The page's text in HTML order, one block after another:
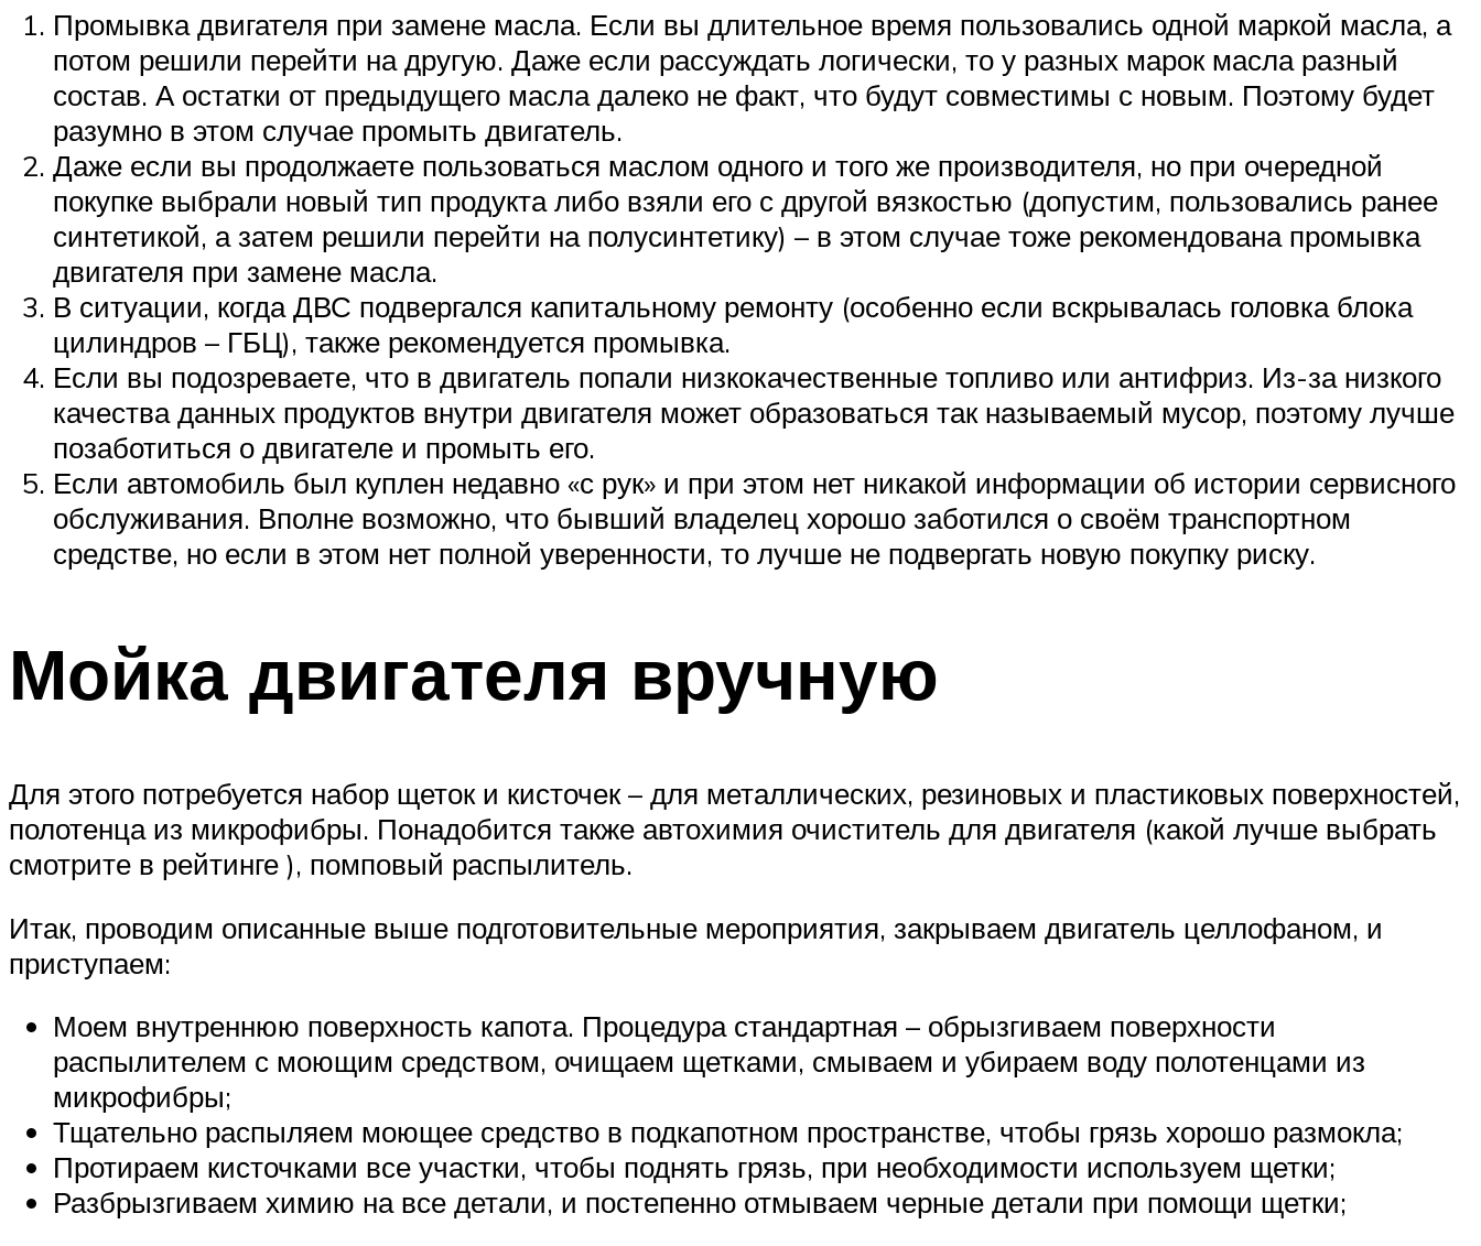
Меню
Промывка двигателя при замене масла. Если вы длительное время пользовались одной маркой масла, а
потом решили перейти на другую. Даже если рассуждать логически, то у разных марок масла разный
состав. А остатки от предыдущего масла далеко не факт, что будут совместимы с новым. Поэтому будет
разумно в этом случае промыть двигатель.
Даже если вы продолжаете пользоваться маслом одного и того же производителя, но при очередной
покупке выбрали новый тип продукта либо взяли его с другой вязкостью (допустим, пользовались ранее
синтетикой, а затем решили перейти на полусинтетику) – в этом случае тоже рекомендована промывка
двигателя при замене масла.
В ситуации, когда ДВС подвергался капитальному ремонту (особенно если вскрывалась головка блока
цилиндров – ГБЦ), также рекомендуется промывка.
Если вы подозреваете, что в двигатель попали низкокачественные топливо или антифриз. Из-за низкого
качества данных продуктов внутри двигателя может образоваться так называемый мусор, поэтому лучше
позаботиться о двигателе и промыть его.
Если автомобиль был куплен недавно «с рук» и при этом нет никакой информации об истории сервисного
обслуживания. Вполне возможно, что бывший владелец хорошо заботился о своём транспортном
средстве, но если в этом нет полной уверенности, то лучше не подвергать новую покупку риску.
Мойка двигателя вручную
Для этого потребуется набор щеток и кисточек – для металлических, резиновых и пластиковых поверхностей,
полотенца из микрофибры. Понадобится также автохимия очиститель для двигателя (какой лучше выбрать
смотрите в рейтинге ), помповый распылитель.
Итак, проводим описанные выше подготовительные мероприятия, закрываем двигатель целлофаном, и
приступаем:
Моем внутреннюю поверхность капота. Процедура стандартная – обрызгиваем поверхности
распылителем с моющим средством, очищаем щетками, смываем и убираем воду полотенцами из
микрофибры;
Тщательно распыляем моющее средство в подкапотном пространстве, чтобы грязь хорошо размокла;
Протираем кисточками все участки, чтобы поднять грязь, при необходимости используем щетки;
Разбрызгиваем химию на все детали, и постепенно отмываем черные детали при помощи щетки;